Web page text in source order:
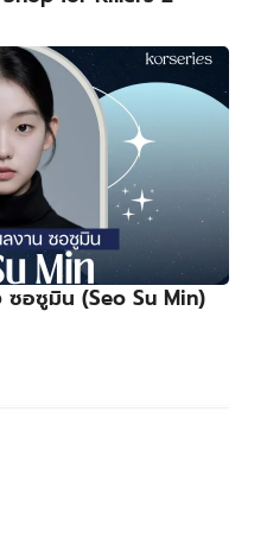
อซูมิน (Seo Su Min)